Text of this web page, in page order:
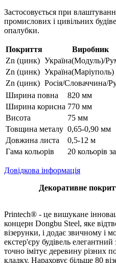
Застосовується при
промислових і цивільних
опалубки.
Покриття Виробник
Zn (цинк) Україна(Модуль)/
Zn (цинк) Україна(Маріуполь)
Zn (цинк) Росія/Словаччина/
Ширина повна
820 мм
Ширина корисна 770 мм
Висота
75 мм
Товщина металу 0,65-0,90 мм
Довжина листа
0,5-12 м
Гама кольорів
20 кольорів
Довідкова інформація
Декоративне
Printech® - це вишукане
концерн Dongbu Steel, яке
візерунки, і додає звичному і
екстер'єру будівель
точно імітує деревину різних
кладку. Нараховує більше 80